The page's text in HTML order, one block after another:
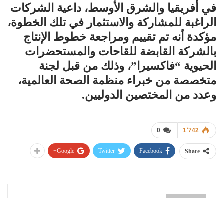
في أفريقيا والشرق الأوسط، داعية الشركات
الراغبة للمشاركة والاستثمار في تلك الخطوة،
مؤكدة أنه تم تقييم ومراجعة خطوط الإنتاج
بالشركة القابضة للقاحات والمستحضرات
الحيوية “فاكسيرا”، وذلك من قبل لجنة
متخصصة من خبراء منظمة الصحة العالمية،
وعدد من المختصين الدوليين.
0 1٬742
Share
Facebook
Twitter
Google+